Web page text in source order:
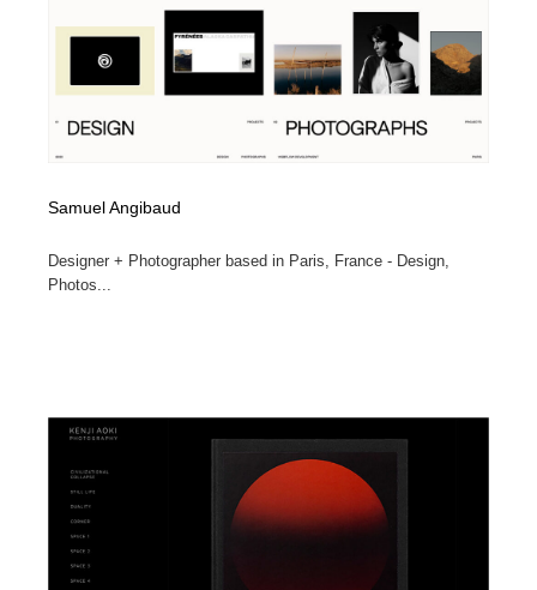
Samuel Angibaud
Designer + Photographer based in Paris, France - Design,
Photos...